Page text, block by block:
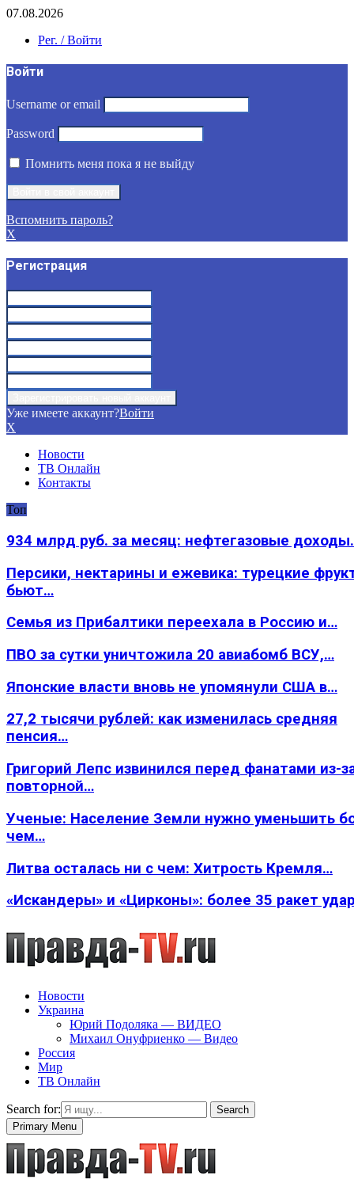
07.08.2026
Рег. / Войти
Войти
Username or email
Password
Помнить меня пока я не выйду
Вспомнить пароль?
X
Регистрация
Уже имеете аккаунт?Войти
X
Новости
ТВ Онлайн
Контакты
Топ
934 млрд руб. за месяц: нефтегазовые
Персики, нектарины и ежевика: турецкие
бьют…
Семья из Прибалтики переехала в Россию и…
ПВО за сутки уничтожила 20 авиабомб ВСУ,…
Японские власти вновь не упомянули США в…
27,2 тысячи рублей: как изменилась средняя
пенсия…
Григорий Лепс извинился перед фанатами из-
повторной…
Ученые: Население Земли нужно уменьшить
чем…
Литва осталась ни с чем: Хитрость Кремля…
«Искандеры» и «Цирконы»: более 35 ракет
Новости
Украина
Юрий Подоляка — ВИДЕО
Михаил Онуфриенко — Видео
Россия
Мир
ТВ Онлайн
Search for:
Search
Primary Menu